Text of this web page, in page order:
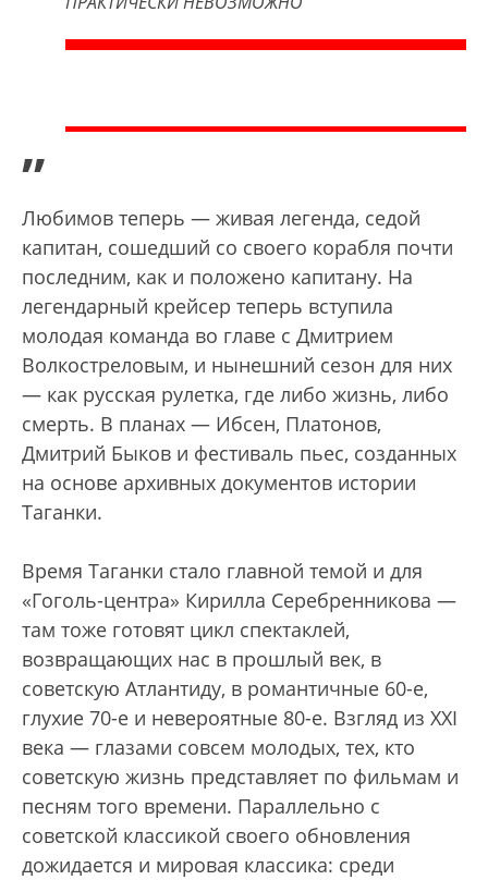
”
Любимов теперь — живая легенда, седой
капитан, сошедший со своего корабля почти
последним, как и положено капитану. На
легендарный крейсер теперь вступила
молодая команда во главе с Дмитрием
Волкостреловым, и нынешний сезон для них
— как русская рулетка, где либо жизнь, либо
смерть. В планах — Ибсен, Платонов,
Дмитрий Быков и фестиваль пьес, созданных
на основе архивных документов истории
Таганки.
Время Таганки стало главной темой и для
«Гоголь-центра» Кирилла Серебренникова —
там тоже готовят цикл спектаклей,
возвращающих нас в прошлый век, в
советскую Атлантиду, в романтичные 60-е,
глухие 70-е и невероятные 80-е. Взгляд из XXI
века — глазами совсем молодых, тех, кто
советскую жизнь представляет по фильмам и
песням того времени. Параллельно с
советской классикой своего обновления
дожидается и мировая классика: среди